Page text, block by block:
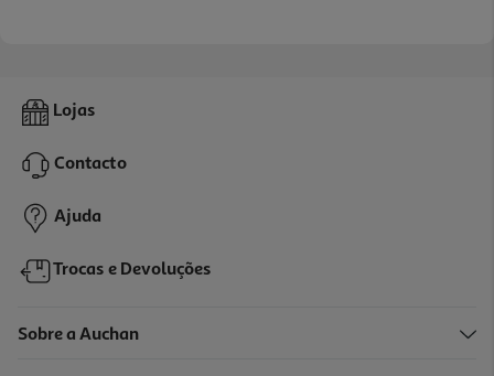
Lojas
Contacto
Ajuda
Trocas e Devoluções
Sobre a Auchan